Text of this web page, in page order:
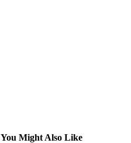
You Might Also Like